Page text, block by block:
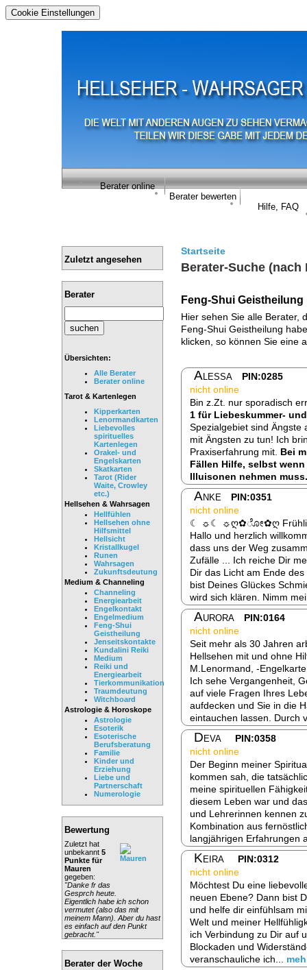
Cookie Einstellungen
Berater online
Berater bewerten
Hilfe, FAQ
Zuletzt angesehen
Berater
Übersichten:
Alle Berater
Berater online
Tarot & Kartenlegen
Kipperkarten
Lenormandkarten
Liebevolles
spirituelles
Kartenlegen
Orakel- und
Engelskarten
Skatkarten
Tarot (Rider
Waite, Crowley
etc.)
Hellsehen & Wahrsagen
Hellfühlen
Hellsehen ohne
Hilfsmittel
Hellsicht
Kristallkugel
Runen
Wahrsagen
Zukunftsdeutung
Medium & Channeling
Channeling
Energiearbeit
Engelkontakt
Engelmedium
Feng-Shui
Geistheilung
Jenseitskontakte
Kundalini Reiki
Medium
Reiki und
Energiearbeit
Tierkommunikation
Traumdeutung
Witchboard
Astrologie & Horoskope
Astrologie
Esoterik
Esoterische
Berufsberatung
Familie
Kinder und
Erziehung
Liebe und
Partnerschaft
Numerologie
Bewertung
Zuletzt hat
unbekannt 5
Punkte für
Mauren
gegeben:
"Danke fr das
Gesprch heute.
Eigentlich habe ich schon
vermutet (also das mit
meinem Mann). Aber du hast
es einfach auf den Punkt
gebracht."
Berater der Woche
Startseite
Berater-Suche (nach
Feng-Shui Geistheilung
Hier sehen Sie alle Berater,
Feng-Shui Geistheilung
klicken, so können Sie eine
Alessa
PIN:0285
nicht online
Bin z.Zt. nur sporadisch
1 für Liebeskummer-
Spezialgebiet sind Ängste
mit Ängsten zu tun! Ich
Praxiserfahrung mit. Bei
Fällen Hilfe, selbst
Illuisonen nehmen
Anke
PIN:0351
nicht online
☾ ☼☾ ☼ღ✿ೋ✿ღ
Hallo und herzlich
dass uns der Weg
Zufälle ... Ich reiche Dir
Dir das Licht am Ende
bist Deines Glückes
wird sich klären. Nimm
Aurora
PIN:0164
nicht online
Seit mehr als 30 Jahren
Hellsehen mit und ohne
M.Lenormand, -
Ich sehe Vergangenheit,
auf viele Fragen Ihres
aufdecken und Sie in die
eintauchen lassen. Durch
Deva
PIN:0358
nicht online
Der Beginn meiner
kommen sah, die
meine spirituellen
diesem Leben war und
und Lehrerinnen kennen
Kombination aus
langjährigen Erfahrungen
Keira
PIN:0312
nicht online
Möchtest Du eine
neuen Ebene? Dann bist
und helfe dir einfühlsam
Welt und meiner
ich Verbindung zu Dir auf
Blockaden und
veranschauliche ich...